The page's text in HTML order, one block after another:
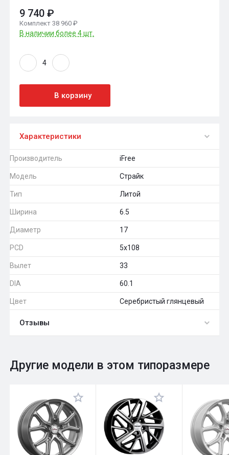
9 740 ₽
Комплект 38 960 ₽
В наличии более 4 шт.
В корзину
Характеристики
Производитель iFree
Модель Страйк
Тип Литой
Ширина 6.5
Диаметр 17
PCD 5x108
Вылет 33
DIA 60.1
Цвет Серебристый глянцевый
Отзывы
Оставить отзыв
Общий рейтинг 0
Другие модели в этом типоразмере